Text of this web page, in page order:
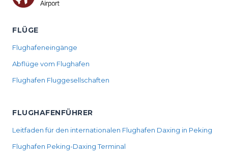
FLÜGE
Flughafeneingänge
Abflüge vom Flughafen
Flughafen Fluggesellschaften
FLUGHAFENFÜHRER
Leitfaden für den internationalen Flughafen Daxing in Peking
Flughafen Peking-Daxing Terminal